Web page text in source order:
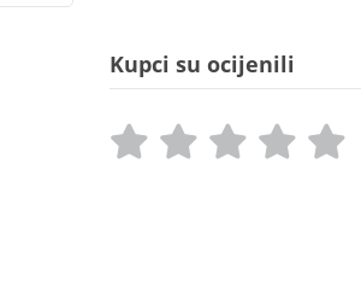
Kupci su ocijenili